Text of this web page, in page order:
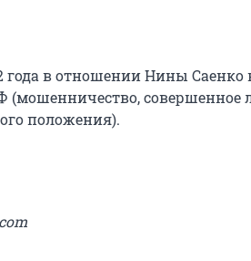
года в отношении Нины Саенко
(мошенничество,
положения).